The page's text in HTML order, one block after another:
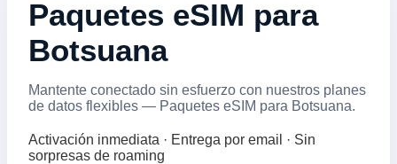
Paquetes eSIM para
Botsuana
Mantente conectado sin esfuerzo con nuestros planes
de datos flexibles — Paquetes eSIM para Botsuana.
Activación inmediata · Entrega por email · Sin
sorpresas de roaming